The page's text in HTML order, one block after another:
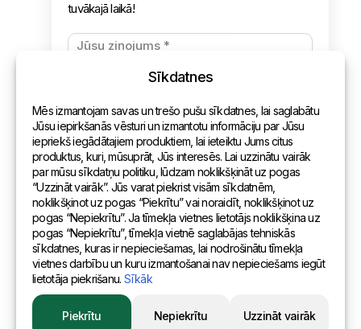
Apmaksa un piegāde
Konfidencialitātes politika
Kontakti
Vispārēja informācija
Pārstāvniecības pasaulē
Adrese
Andreja Pumpura iela 104B, Daugavpils, Latvija, LV-5404
© 2015 Eurositex Latvija
Izstrādāts Esteriol studijā
Sīkdatnes
Mēs izmantojam savas un trešo pušu sīkdatnes, lai saglabātu
Jūsu iepirkšanās vēsturi un izmantotu informāciju par Jūsu
iepriekš iegādātajiem produktiem, lai ieteiktu Jums citus
produktus, kuri, mūsuprāt, Jūs interesēs. Lai uzzinātu vairāk
par mūsu sīkdatņu politiku, lūdzam noklikšķināt uz pogas
“Uzzināt vairāk”. Jūs varat piekrist visām sīkdatnēm,
noklikšķinot uz pogas “Piekrītu” vai noraidīt, noklikšķinot uz
pogas “Nepiekrītu”. Ja tīmekļa vietnes lietotājs noklikšķina uz
pogas “Nepiekrītu”, tīmekļa vietnē saglabājas tehniskās
sīkdatnes, kuras ir nepieciešamas, lai nodrošinātu tīmekļa
vietnes darbību un kuru izmantošanai nav nepieciešams iegūt
lietotāja piekrišanu. Sīkāk
Piekrītu Nepiekrītu Uzzināt vairāk